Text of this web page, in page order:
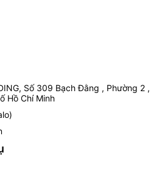
Số 309 Bạch Đằng , Phường 2 ,
Hồ Chí Minh